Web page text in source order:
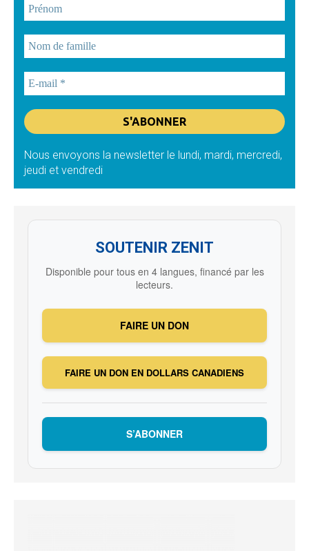
Nous envoyons la newsletter le lundi, mardi, mercredi,
jeudi et vendredi
SOUTENIR ZENIT
Disponible pour tous en 4 langues, financé par les
lecteurs.
FAIRE UN DON
FAIRE UN DON EN DOLLARS CANADIENS
S’ABONNER